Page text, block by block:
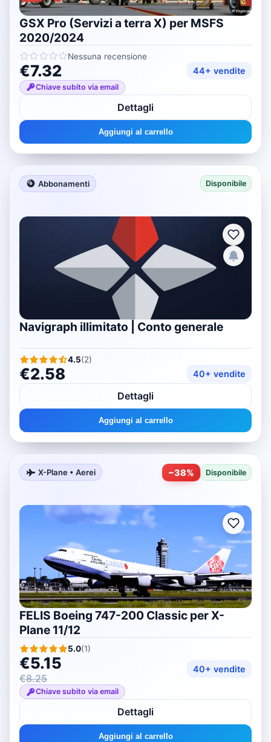
GSX Pro (Servizi a terra X) per MSFS
2020/2024
Nessuna recensione
€7.32 44+ vendite
Chiave subito via email
Dettagli
Aggiungi al carrello
Abbonamenti Disponibile
Navigraph illimitato | Conto generale
4.5(2)
€2.58 40+ vendite
Dettagli
Aggiungi al carrello
X-Plane • Aerei −38% Disponibile
FELIS Boeing 747-200 Classic per X-
Plane 11/12
5.0(1)
€5.15
€8.25
40+ vendite
Chiave subito via email
Dettagli
Aggiungi al carrello